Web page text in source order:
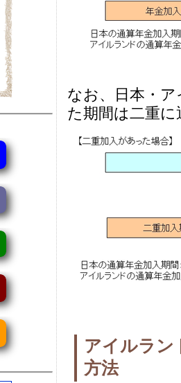
なお、日本・
た期間は二重
アイルラン
方法